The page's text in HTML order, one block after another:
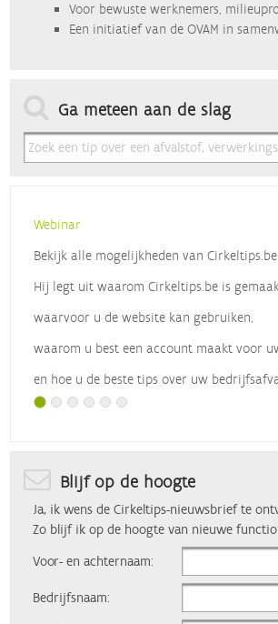
Voor bewuste werknemers,
Een initiatief van de OVAM in
Ga meteen aan de slag
Webinar
Bekijk alle mogelijkheden van
Hij legt uit waarom Cirkeltips.be is
waarvoor u de website kan gebruiken,
waarom u best een account maakt voor
en hoe u de beste tips over uw
Blijf op de hoogte
Ja, ik wens de Cirkeltips-nieuwsbrief te
Zo blijf ik op de hoogte van nieuwe
Voor- en achternaam:
Bedrijfsnaam: